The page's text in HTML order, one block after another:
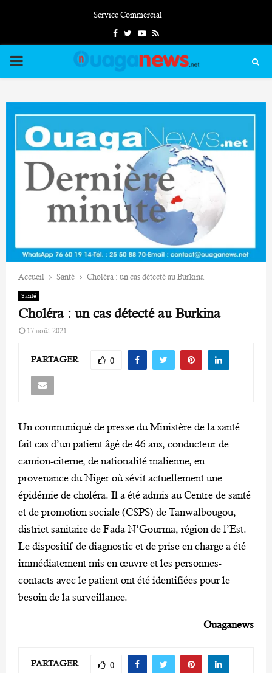
Service Commercial
FacebookTwitterYoutube
Rss
PRIMARY
Accueil Santé Choléra : un cas détecté au Burkina
Santé
Choléra : un cas détecté au Burkina
17 août 2021
PARTAGER 0
Un communiqué de presse du Ministère de la santé
fait cas d’un patient âgé de 46 ans, conducteur de
camion-citerne, de nationalité malienne, en
provenance du Niger où sévit actuellement une
épidémie de choléra. Il a été admis au Centre de santé
et de promotion sociale (CSPS) de Tanwalbougou,
district sanitaire de Fada N’Gourma, région de l’Est.
Le dispositif de diagnostic et de prise en charge a été
immédiatement mis en œuvre et les personnes-
contacts avec le patient ont été identifiées pour le
besoin de la surveillance.
Ouaganews
PARTAGER 0